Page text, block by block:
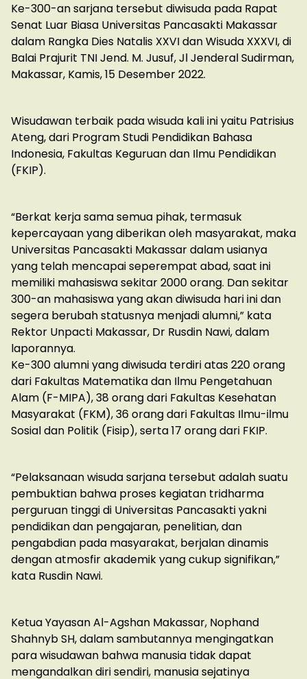
Ke-300-an sarjana tersebut diwisuda pada Rapat
Senat Luar Biasa Universitas Pancasakti Makassar
dalam Rangka Dies Natalis XXVI dan Wisuda XXXVI, di
Balai Prajurit TNI Jend. M. Jusuf, Jl Jenderal Sudirman,
Makassar, Kamis, 15 Desember 2022.
Wisudawan terbaik pada wisuda kali ini yaitu Patrisius
Ateng, dari Program Studi Pendidikan Bahasa
Indonesia, Fakultas Keguruan dan Ilmu Pendidikan
(FKIP).
“Berkat kerja sama semua pihak, termasuk
kepercayaan yang diberikan oleh masyarakat, maka
Universitas Pancasakti Makassar dalam usianya
yang telah mencapai seperempat abad, saat ini
memiliki mahasiswa sekitar 2000 orang. Dan sekitar
300-an mahasiswa yang akan diwisuda hari ini dan
segera berubah statusnya menjadi alumni,” kata
Rektor Unpacti Makassar, Dr Rusdin Nawi, dalam
laporannya.
Ke-300 alumni yang diwisuda terdiri atas 220 orang
dari Fakultas Matematika dan Ilmu Pengetahuan
Alam (F-MIPA), 38 orang dari Fakultas Kesehatan
Masyarakat (FKM), 36 orang dari Fakultas Ilmu-ilmu
Sosial dan Politik (Fisip), serta 17 orang dari FKIP.
“Pelaksanaan wisuda sarjana tersebut adalah suatu
pembuktian bahwa proses kegiatan tridharma
perguruan tinggi di Universitas Pancasakti yakni
pendidikan dan pengajaran, penelitian, dan
pengabdian pada masyarakat, berjalan dinamis
dengan atmosfir akademik yang cukup signifikan,”
kata Rusdin Nawi.
Ketua Yayasan Al-Agshan Makassar, Nophand
Shahnyb SH, dalam sambutannya mengingatkan
para wisudawan bahwa manusia tidak dapat
mengandalkan diri sendiri, manusia sejatinya